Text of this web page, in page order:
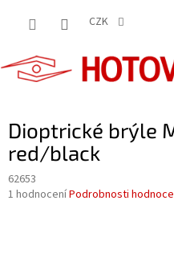
CZK
Dioptrické brýle
red/black
62653
Průměrné
1 hodnoceníPodrobnosti